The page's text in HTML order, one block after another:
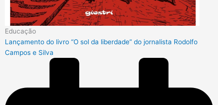
Educação
Lançamento do livro “O sol da liberdade” do jornalista Rodolfo
Campos e Silva